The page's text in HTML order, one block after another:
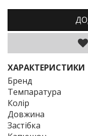
ХАРАКТЕРИСТИКИ
Бренд
Темпаратура
Колір
Довжина
Застібка